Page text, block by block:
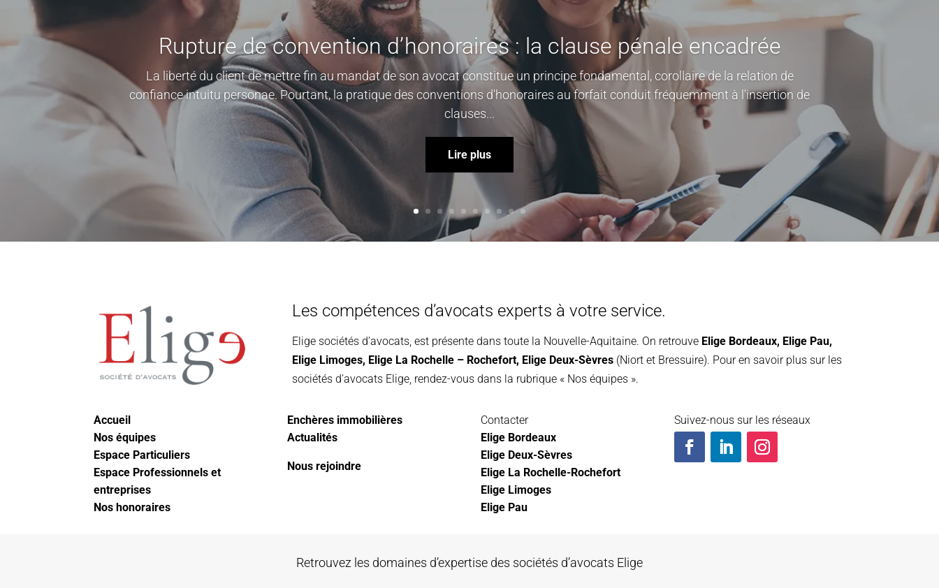
Rupture de convention d’honoraires : la clause pénale encadrée
La liberté du client de mettre fin au mandat de son avocat constitue un principe fondamental, corollaire de la relation de
confiance intuitu personae. Pourtant, la pratique des conventions d'honoraires au forfait conduit fréquemment à l'insertion de
clauses...
Lire plus
Les compétences d’avocats experts à votre service.
Elige sociétés d’avocats, est présente dans toute la Nouvelle-Aquitaine. On retrouve Elige Bordeaux, Elige Pau,
Elige Limoges, Elige La Rochelle – Rochefort, Elige Deux-Sèvres (Niort et Bressuire). Pour en savoir plus sur les
sociétés d’avocats Elige, rendez-vous dans la rubrique « Nos équipes ».
Accueil
Nos équipes
Espace Particuliers
Espace Professionnels et
entreprises
Nos honoraires
Enchères immobilières
Actualités
Nous rejoindre
Contacter
Elige Bordeaux
Elige Deux-Sèvres
Elige La Rochelle-Rochefort
Elige Limoges
Elige Pau
Suivez-nous sur les réseaux
Retrouvez les domaines d’expertise des sociétés d’avocats Elige